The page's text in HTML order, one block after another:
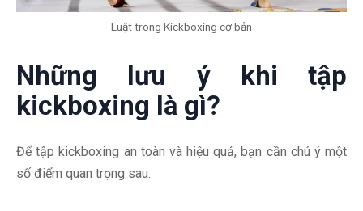
Luật trong Kickboxing cơ bản
Những lưu ý khi tập
kickboxing là gì?
Để tập kickboxing an toàn và hiệu quả, bạn cần chú ý một
số điểm quan trọng sau: